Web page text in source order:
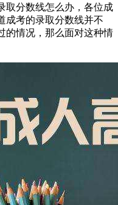
取分数线怎么办，各位成
成考的录取分数线并不
的情况，那么面对这种情